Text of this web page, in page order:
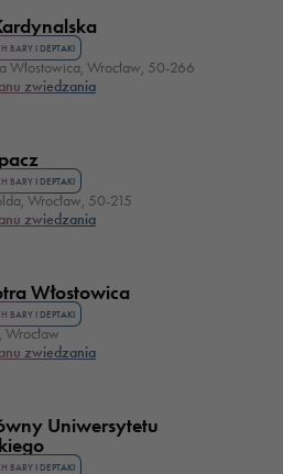
BARY I DEPTAKI
Włostowica, Wrocław, 50-266
zwiedzania
BARY I DEPTAKI
Wrocław, 50-215
zwiedzania
Włostowica
BARY I DEPTAKI
Wrocław
zwiedzania
Uniwersytetu
BARY I DEPTAKI